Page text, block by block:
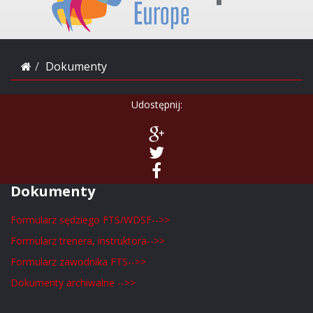
Dokumenty
Udostępnij:
Dokumenty
Formularz sędziego FTS/WDSF-->>
Formularz trenera, instruktora-->>
Formularz zawodnika FTS-->>
Dokumenty archiwalne -->>